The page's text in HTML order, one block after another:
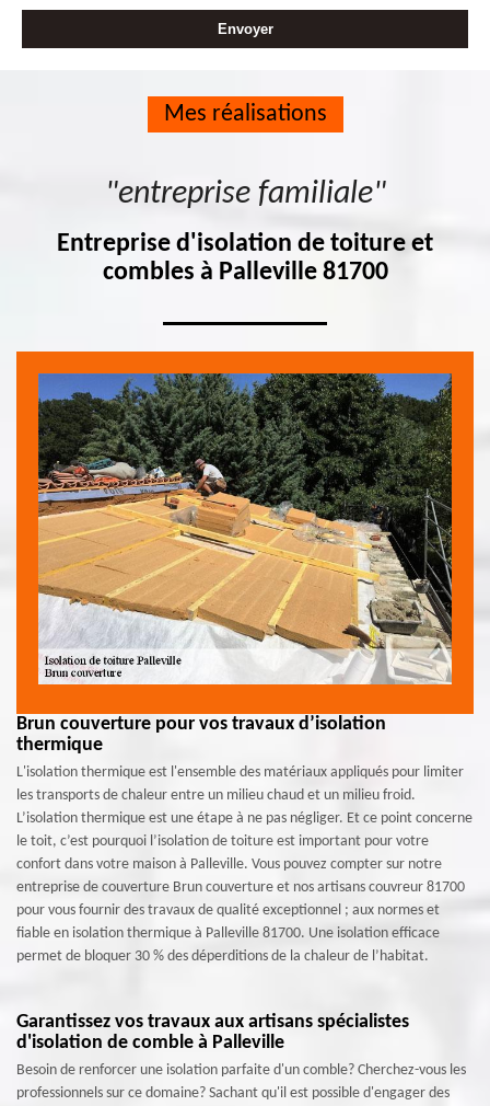
Mes réalisations
"entreprise familiale"
Entreprise d'isolation de toiture et
combles à Palleville 81700
Brun couverture pour vos travaux d’isolation
thermique
L'isolation thermique est l'ensemble des matériaux appliqués pour limiter
les transports de chaleur entre un milieu chaud et un milieu froid.
L’isolation thermique est une étape à ne pas négliger. Et ce point concerne
le toit, c’est pourquoi l’isolation de toiture est important pour votre
confort dans votre maison à Palleville. Vous pouvez compter sur notre
entreprise de couverture Brun couverture et nos artisans couvreur 81700
pour vous fournir des travaux de qualité exceptionnel ; aux normes et
fiable en isolation thermique à Palleville 81700. Une isolation efficace
permet de bloquer 30 % des déperditions de la chaleur de l’habitat.
Garantissez vos travaux aux artisans spécialistes
d'isolation de comble à Palleville
Besoin de renforcer une isolation parfaite d'un comble? Cherchez-vous les
professionnels sur ce domaine? Sachant qu'il est possible d'engager des